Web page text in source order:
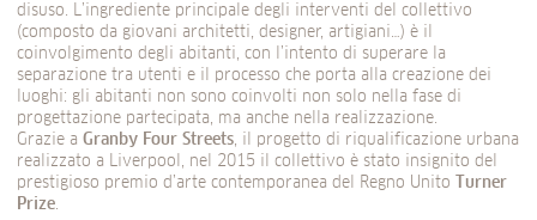
disuso. L’ingrediente principale degli interventi del collettivo
(composto da giovani architetti, designer, artigiani…) è il
coinvolgimento degli abitanti, con l’intento di superare la
separazione tra utenti e il processo che porta alla creazione dei
luoghi: gli abitanti non sono coinvolti non solo nella fase di
progettazione partecipata, ma anche nella realizzazione.
Grazie a Granby Four Streets, il progetto di riqualificazione urbana
realizzato a Liverpool, nel 2015 il collettivo è stato insignito del
prestigioso premio d’arte contemporanea del Regno Unito
Turner
Prize.